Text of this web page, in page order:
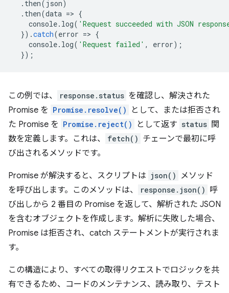
. then( json)
. then(data => {
console. log( 'Request succeeded with JSON
}).catch(error => {
console. log( 'Request failed' , error);
});
この例では、 response.status を確認し、解決された
Promise を Promise.resolve()
として、または拒否され
た Promise を Promise.reject() として返す status 関
数を定義します。これは、
fetch() チェーンで最初に呼
び出されるメソッドです。
Promise が解決すると、スクリプトは json()
メソッド
を呼び出します。このメソッドは、
response.json() 呼
び出しから 2 番目の Promise を返して、解析された JSON
を含むオブジェクトを作成します。解析に失敗した場合、
Promise は拒否され、catch ステートメントが実行されま
す。
この構造により、すべての取得リクエストでロジックを共
有できるため、コードのメンテナンス、読み取り、テスト